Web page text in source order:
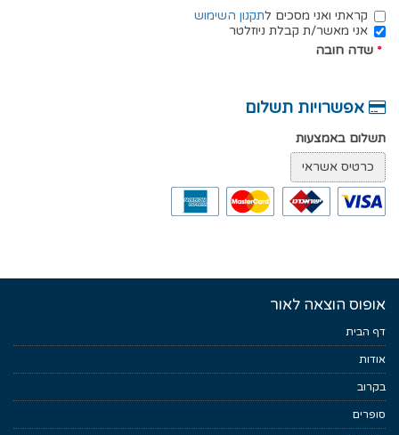
קראתי ואני מסכים לתקנון השימוש
אני מאשר/ת קבלת ניוזלטר
* שדה חובה
אפשרויות תשלום
תשלום באמצעות
אופוס הוצאה לאור
דף הבית
אודות
בקרוב
סופרים